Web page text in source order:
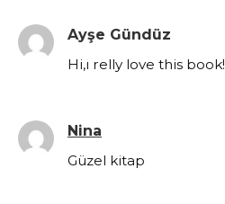
Ayşe Gündüz
Hi,ı relly love this book!
Nina
Güzel kitap